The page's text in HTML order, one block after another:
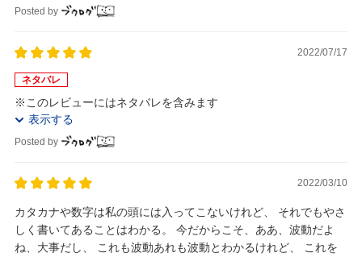
Posted by
2022/07/17
ネタバレ
※このレビューにはネタバレを含みます
表示する
Posted by
2022/03/10
カタカナや数字は私の頭には入ってこないけれど、 それでもやさ
しく書いてあることはわかる。 今だからこそ、ああ、波動だよ
ね、大事だし、 これも波動あれも波動とわかるけれど、 これを